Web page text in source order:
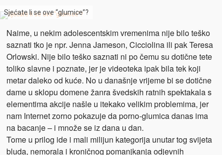
Sjećate li se ove “glumice”?
Naime, u nekim adolescentskim vremenima nije bilo teško
saznati tko je npr. Jenna Jameson, Cicciolina ili pak Teresa
Orlowski. Nije bilo teško saznati ni po čemu su dotične tete
toliko slavne i poznate, jer je videoteka ipak bila tek koji
metar daleko od kuće. No u današnje vrijeme bi se dotične
dame u sklopu domene žanra švedskih ratnih spektakala s
elementima akcije našle u itekako velikim problemima, jer
nam Internet zorno pokazuje da porno-glumica danas ima
na bacanje – i množe se iz dana u dan.
Tome u prilog ide i mali milijun kategorija unutar tog svijeta
bluda, nemorala i kroničnog pomanjkanja odjevnih